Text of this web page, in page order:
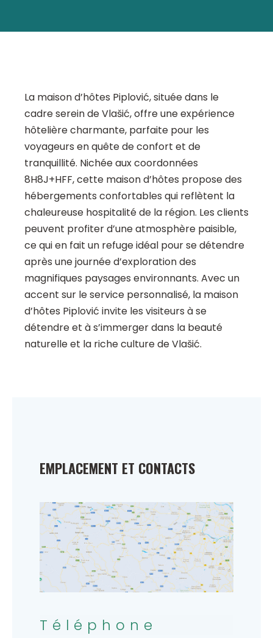
La maison d’hôtes Piplović, située dans le
cadre serein de Vlašić, offre une expérience
hôtelière charmante, parfaite pour les
voyageurs en quête de confort et de
tranquillité. Nichée aux coordonnées
8H8J+HFF, cette maison d’hôtes propose des
hébergements confortables qui reflètent la
chaleureuse hospitalité de la région. Les clients
peuvent profiter d’une atmosphère paisible,
ce qui en fait un refuge idéal pour se détendre
après une journée d’exploration des
magnifiques paysages environnants. Avec un
accent sur le service personnalisé, la maison
d’hôtes Piplović invite les visiteurs à se
détendre et à s’immerger dans la beauté
naturelle et la riche culture de Vlašić.
EMPLACEMENT ET CONTACTS
Téléphone